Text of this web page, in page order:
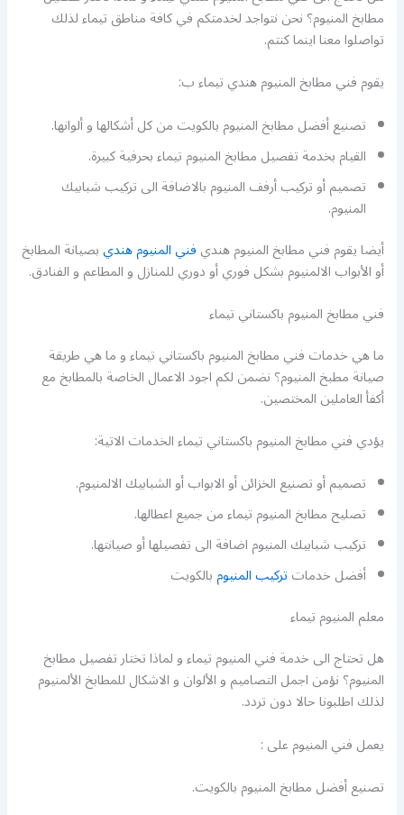
مطابخ المنيوم؟ نحن نتواجد لخدمتكم في كافة مناطق تيماء لذلك
تواصلوا معنا اينما كنتم.
يقوم فني مطابخ المنيوم هندي تيماء ب:
تصنيع أفضل مطابخ المنيوم بالكويت من كل أشكالها و ألوانها.
القيام بخدمة تفصيل مطابخ المنيوم تيماء بحرفية كبيرة.
تصميم أو تركيب أرفف المنيوم بالاضافة الى تركيب شبابيك
المنيوم.
أيضا يقوم فني مطابخ المنيوم هنديفني المنيوم هنديبصيانة المطابخ
أو الأبواب الالمنيوم بشكل فوري أو دوري للمنازل و المطاعم و الفنادق.
فني مطابخ المنيوم باكستاني تيماء
ما هي خدمات فني مطابخ المنيوم باكستاني تيماء و ما هي طريقة
صيانة مطبخ المنيوم؟ نضمن لكم اجود الاعمال الخاصة بالمطابخ مع
أكفأ العاملين المختصين.
يؤدي فني مطابخ المنيوم باكستاني تيماء الخدمات الاتية:
تصميم أو تصنيع الخزائن أو الابواب أو الشبابيك الالمنيوم.
تصليح مطابخ المنيوم تيماء من جميع اعطالها.
تركيب شبابيك المنيوم اضافة الى تفصيلها أو صيانتها.
أفضل خدماتتركيب المنيومبالكويت
معلم المنيوم تيماء
هل تحتاج الى خدمة فني المنيوم تيماء و لماذا تختار تفصيل مطابخ
المنيوم؟ نؤمن اجمل التصاميم و الألوان و الاشكال للمطابخ الألمنيوم
لذلك اطلبونا حالا دون تردد.
يعمل فني المنيوم على :
تصنيع أفضل مطابخ المنيوم بالكويت.